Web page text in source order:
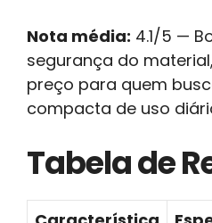
Nota média: 4.1/5 —
segurança do
preço para quem
compacta de uso
Tabela de